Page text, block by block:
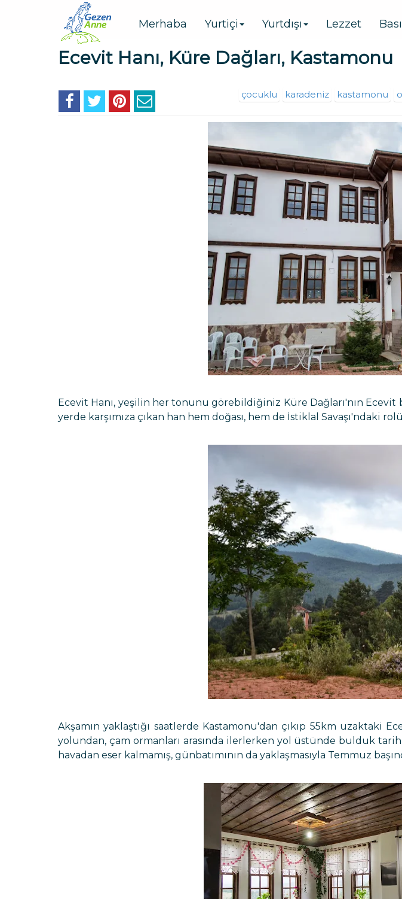
Merhaba Yurtiçi Yurtdışı Lezzet
Ecevit Hanı, Küre Dağları, Kastamonu
çocuklu karadeniz kastamonu
Ecevit Hanı, yeşilin her tonunu görebildiğiniz Küre Dağları'nın Ecevit
yerde karşımıza çıkan han hem doğası, hem de İstiklal Savaşı'ndaki
Akşamın yaklaştığı saatlerde Kastamonu'dan çıkıp 55km
yolundan, çam ormanları arasında ilerlerken yol üstünde bulduk
havadan eser kalmamış, günbatımının da yaklaşmasıyla Temmuz